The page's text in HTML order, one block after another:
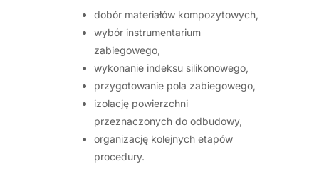
dobór materiałów kompozytowych,
wybór instrumentarium
zabiegowego,
wykonanie indeksu silikonowego,
przygotowanie pola zabiegowego,
izolację powierzchni
przeznaczonych do odbudowy,
organizację kolejnych etapów
procedury.